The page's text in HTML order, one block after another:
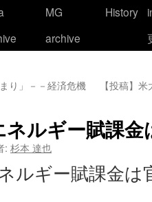
MG
archive
History
り」－－経済危機
【投稿】
ネルギー賦課
: 杉本 達也
ルギー賦課金は